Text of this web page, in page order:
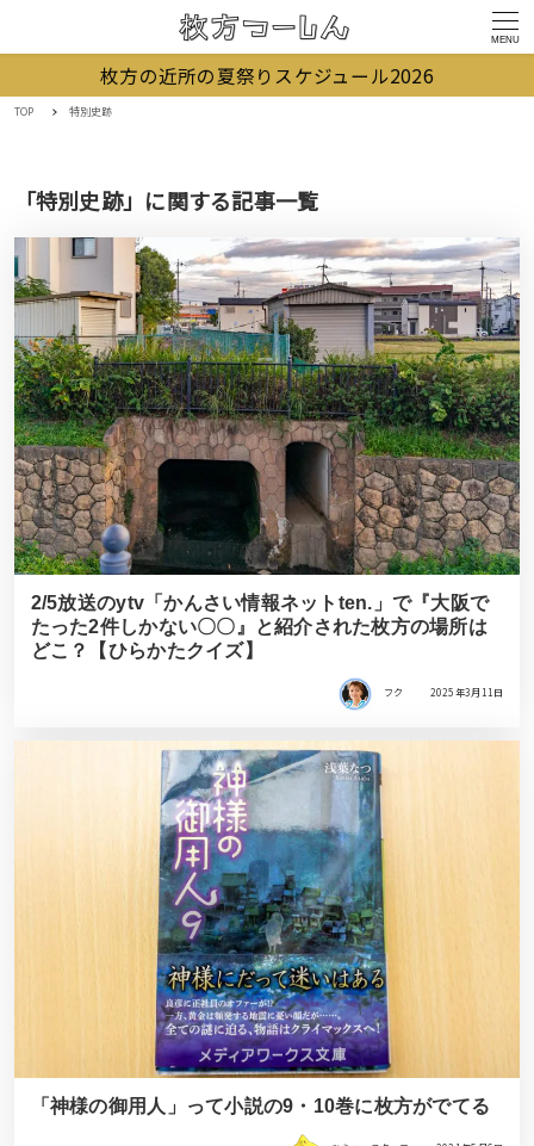
MENU
枚方の近所の夏祭りスケジュール2026
TOP 特別史跡
「特別史跡」に関する記事一覧
2/5放送のytv「かんさい情報ネットten.」で『大阪で
たった2件しかない〇〇』と紹介された枚方の場所は
どこ？【ひらかたクイズ】
フク 2025年3月11日
「神様の御用人」って小説の9・10巻に枚方がでてる